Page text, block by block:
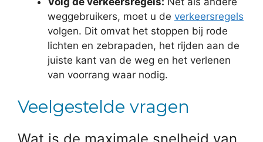
weggebruikers, moet u de verkeersregels
volgen. Dit omvat het stoppen bij rode
lichten en zebrapaden, het rijden aan de
juiste kant van de weg en het verlenen
van voorrang waar nodig.
Veelgestelde vragen